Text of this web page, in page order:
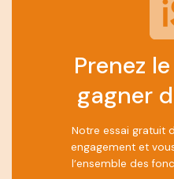
Prenez
gagner
Notre essai gratuit
engagement et
l’ensemble des